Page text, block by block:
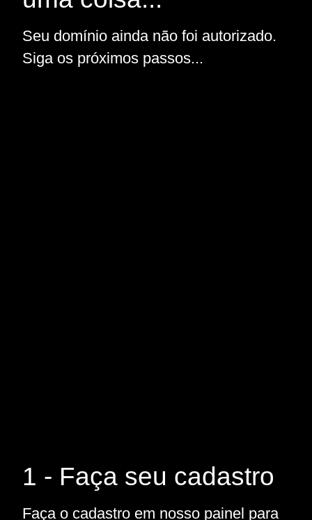
Seu domínio ainda não foi autorizado.
Siga os próximos passos...
1 - Faça seu cadastro
Faça o cadastro em nosso painel para